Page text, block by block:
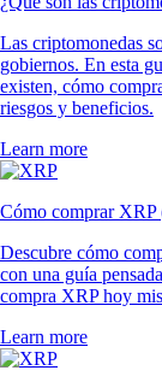
Las criptomonedas
gobiernos. En esta
existen, cómo
riesgos y beneficios.
Learn more
Cómo comprar XRP
Descubre cómo
con una guía
compra XRP hoy
Learn more